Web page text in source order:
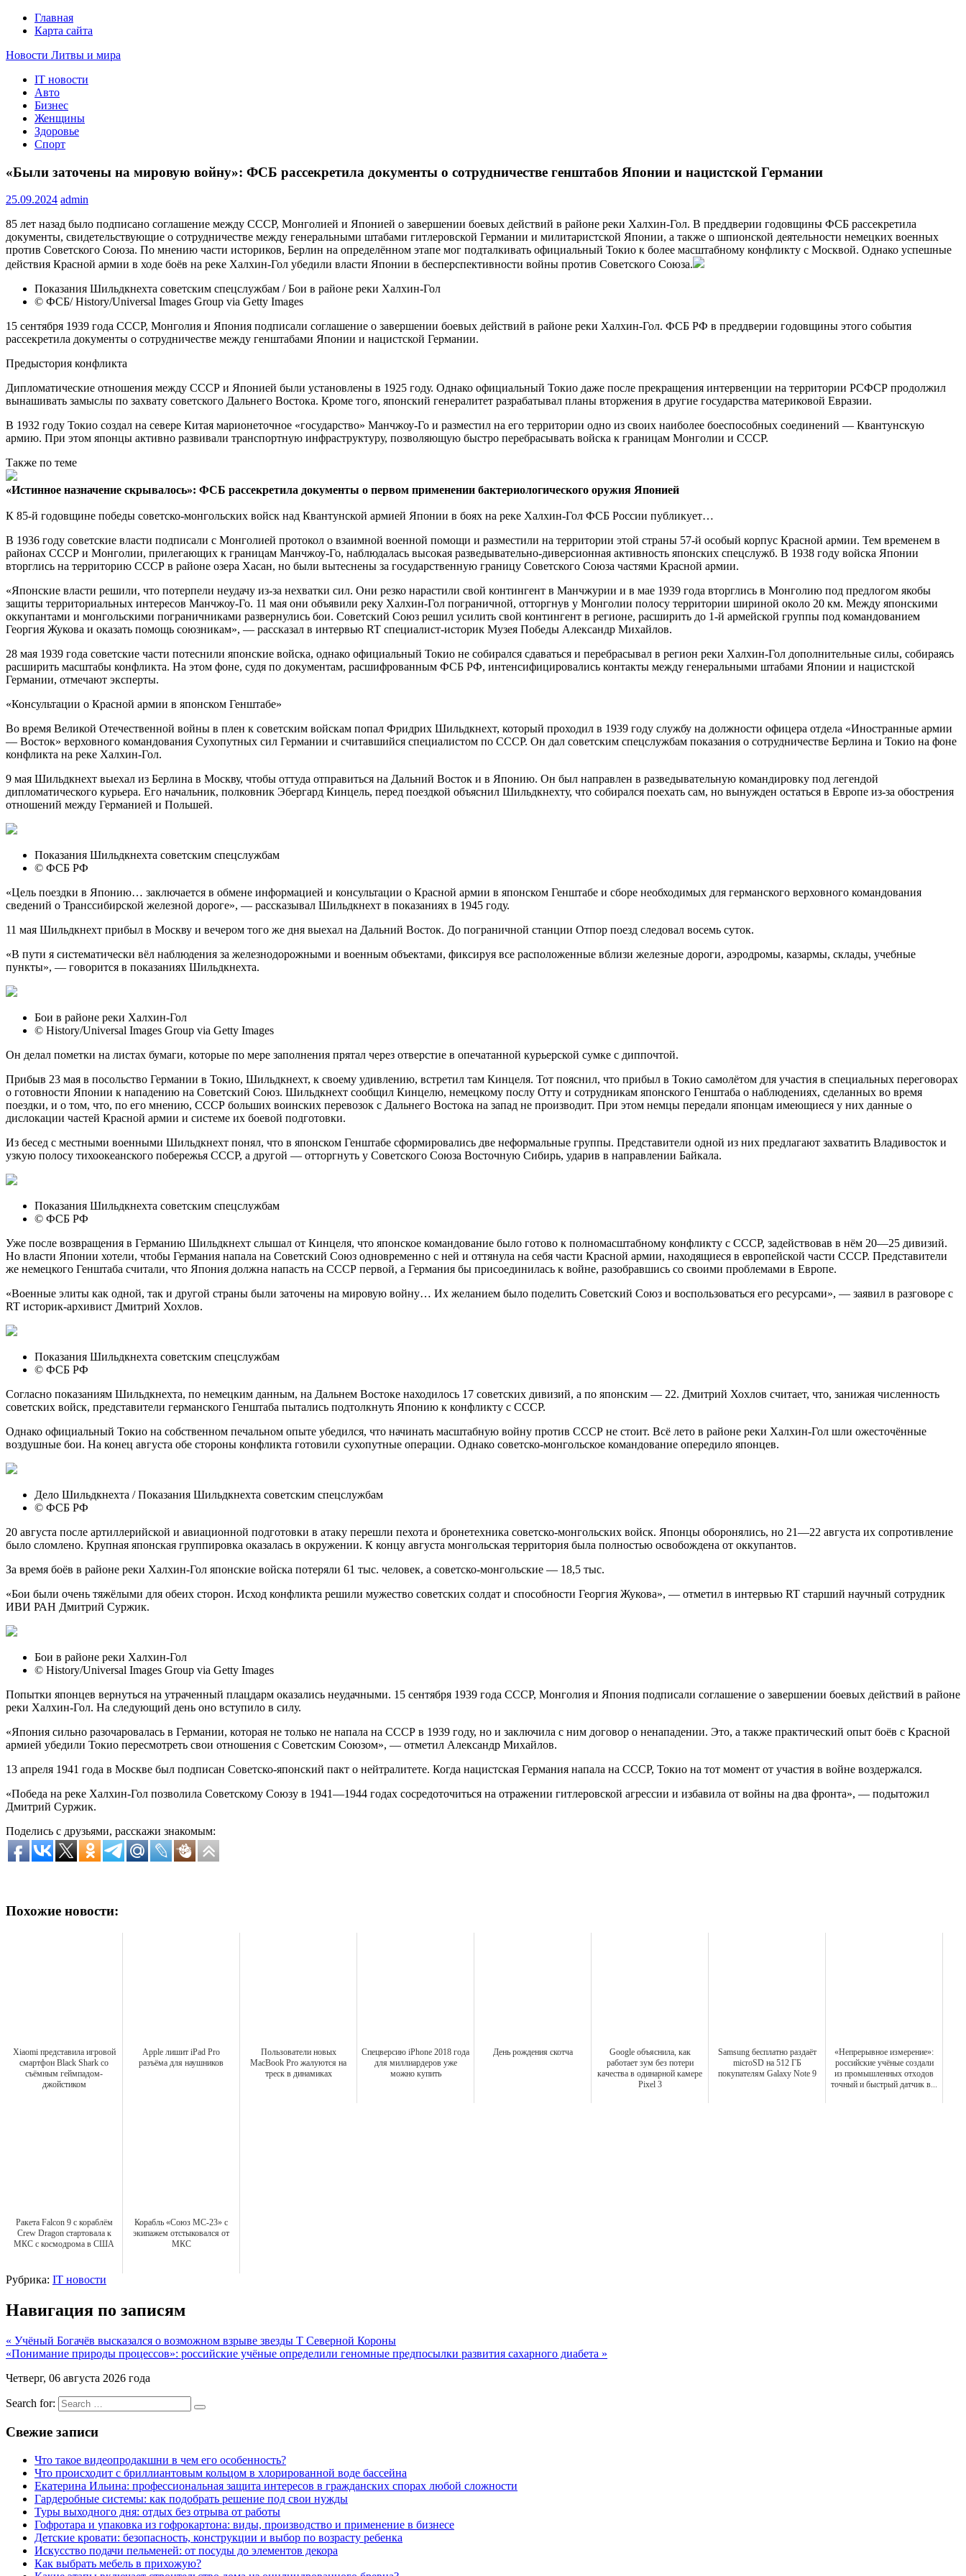
Главная
Карта сайта
Новости Литвы и мира
Свежие события и главные новости часа Литвы и мира на портале EUROLITVA.RU
IT новости
Авто
Бизнес
Женщины
Здоровье
Спорт
«Были заточены на мировую войну»: ФСБ рассекретила документы о сотрудничестве генштабов Японии и нацистской Германии
25.09.2024 admin
85 лет назад было подписано соглашение между СССР, Монголией и Японией о завершении боевых действий в районе реки Халхин-Гол. В преддверии годовщины ФСБ рассекретила
документы, свидетельствующие о сотрудничестве между генеральными штабами гитлеровской Германии и милитаристской Японии, а также о шпионской деятельности немецких военных
против Советского Союза. По мнению части историков, Берлин на определённом этапе мог подталкивать официальный Токио к более масштабному конфликту с Москвой. Однако успешные
действия Красной армии в ходе боёв на реке Халхин-Гол убедили власти Японии в бесперспективности войны против Советского Союза.
Показания Шильдкнехта советским спецслужбам / Бои в районе реки Халхин-Гол
© ФСБ/ History/Universal Images Group via Getty Images
15 сентября 1939 года СССР, Монголия и Япония подписали соглашение о завершении боевых действий в районе реки Халхин-Гол. ФСБ РФ в преддверии годовщины этого события
рассекретила документы о сотрудничестве между генштабами Японии и нацистской Германии.
Предыстория конфликта
Дипломатические отношения между СССР и Японией были установлены в 1925 году. Однако официальный Токио даже после прекращения интервенции на территории РСФСР продолжил
вынашивать замыслы по захвату советского Дальнего Востока. Кроме того, японский генералитет разрабатывал планы вторжения в другие государства материковой Евразии.
В 1932 году Токио создал на севере Китая марионеточное «государство» Манчжоу-Го и разместил на его территории одно из своих наиболее боеспособных соединений — Квантунскую
армию. При этом японцы активно развивали транспортную инфраструктуру, позволяющую быстро перебрасывать войска к границам Монголии и СССР.
Также по теме
«Истинное назначение скрывалось»: ФСБ рассекретила документы о первом применении бактериологического оружия Японией
К 85-й годовщине победы советско-монгольских войск над Квантунской армией Японии в боях на реке Халхин-Гол ФСБ России публикует…
В 1936 году советские власти подписали с Монголией протокол о взаимной военной помощи и разместили на территории этой страны 57-й особый корпус Красной армии. Тем временем в
районах СССР и Монголии, прилегающих к границам Манчжоу-Го, наблюдалась высокая разведывательно-диверсионная активность японских спецслужб. В 1938 году войска Японии
вторглись на территорию СССР в районе озера Хасан, но были вытеснены за государственную границу Советского Союза частями Красной армии.
«Японские власти решили, что потерпели неудачу из-за нехватки сил. Они резко нарастили свой контингент в Манчжурии и в мае 1939 года вторглись в Монголию под предлогом якобы
защиты территориальных интересов Манчжоу-Го. 11 мая они объявили реку Халхин-Гол пограничной, отторгнув у Монголии полосу территории шириной около 20 км. Между японскими
оккупантами и монгольскими пограничниками развернулись бои. Советский Союз решил усилить свой контингент в регионе, расширить до 1-й армейской группы под командованием
Георгия Жукова и оказать помощь союзникам», — рассказал в интервью RT специалист-историк Музея Победы Александр Михайлов.
28 мая 1939 года советские части потеснили японские войска, однако официальный Токио не собирался сдаваться и перебрасывал в регион реки Халхин-Гол дополнительные силы, собираясь
расширить масштабы конфликта. На этом фоне, судя по документам, расшифрованным ФСБ РФ, интенсифицировались контакты между генеральными штабами Японии и нацистской
Германии, отмечают эксперты.
«Консультации о Красной армии в японском Генштабе»
Во время Великой Отечественной войны в плен к советским войскам попал Фридрих Шильдкнехт, который проходил в 1939 году службу на должности офицера отдела «Иностранные армии
— Восток» верховного командования Сухопутных сил Германии и считавшийся специалистом по СССР. Он дал советским спецслужбам показания о сотрудничестве Берлина и Токио на фоне
конфликта на реке Халхин-Гол.
9 мая Шильдкнехт выехал из Берлина в Москву, чтобы оттуда отправиться на Дальний Восток и в Японию. Он был направлен в разведывательную командировку под легендой
дипломатического курьера. Его начальник, полковник Эбергард Кинцель, перед поездкой объяснил Шильдкнехту, что собирался поехать сам, но вынужден остаться в Европе из-за обострения
отношений между Германией и Польшей.
Показания Шильдкнехта советским спецслужбам
© ФСБ РФ
«Цель поездки в Японию… заключается в обмене информацией и консультации о Красной армии в японском Генштабе и сборе необходимых для германского верховного командования
сведений о Транссибирской железной дороге», — рассказывал Шильдкнехт в показаниях в 1945 году.
11 мая Шильдкнехт прибыл в Москву и вечером того же дня выехал на Дальний Восток. До пограничной станции Отпор поезд следовал восемь суток.
«В пути я систематически вёл наблюдения за железнодорожными и военным объектами, фиксируя все расположенные вблизи железные дороги, аэродромы, казармы, склады, учебные
пункты», — говорится в показаниях Шильдкнехта.
Бои в районе реки Халхин-Гол
© History/Universal Images Group via Getty Images
Он делал пометки на листах бумаги, которые по мере заполнения прятал через отверстие в опечатанной курьерской сумке с диппочтой.
Прибыв 23 мая в посольство Германии в Токио, Шильдкнехт, к своему удивлению, встретил там Кинцеля. Тот пояснил, что прибыл в Токио самолётом для участия в специальных переговорах
о готовности Японии к нападению на Советский Союз. Шильдкнехт сообщил Кинцелю, немецкому послу Отту и сотрудникам японского Генштаба о наблюдениях, сделанных во время
поездки, и о том, что, по его мнению, СССР больших воинских перевозок с Дальнего Востока на запад не производит. При этом немцы передали японцам имеющиеся у них данные о
дислокации частей Красной армии и системе их боевой подготовки.
Из бесед с местными военными Шильдкнехт понял, что в японском Генштабе сформировались две неформальные группы. Представители одной из них предлагают захватить Владивосток и
узкую полосу тихоокеанского побережья СССР, а другой — отторгнуть у Советского Союза Восточную Сибирь, ударив в направлении Байкала.
Показания Шильдкнехта советским спецслужбам
© ФСБ РФ
Уже после возвращения в Германию Шильдкнехт слышал от Кинцеля, что японское командование было готово к полномасштабному конфликту с СССР, задействовав в нём 20—25 дивизий.
Но власти Японии хотели, чтобы Германия напала на Советский Союз одновременно с ней и оттянула на себя части Красной армии, находящиеся в европейской части СССР. Представители
же немецкого Генштаба считали, что Япония должна напасть на СССР первой, а Германия бы присоединилась к войне, разобравшись со своими проблемами в Европе.
«Военные элиты как одной, так и другой страны были заточены на мировую войну… Их желанием было поделить Советский Союз и воспользоваться его ресурсами», — заявил в разговоре с
RT историк-архивист Дмитрий Хохлов.
Показания Шильдкнехта советским спецслужбам
© ФСБ РФ
Согласно показаниям Шильдкнехта, по немецким данным, на Дальнем Востоке находилось 17 советских дивизий, а по японским — 22. Дмитрий Хохлов считает, что, занижая численность
советских войск, представители германского Генштаба пытались подтолкнуть Японию к конфликту с СССР.
Однако официальный Токио на собственном печальном опыте убедился, что начинать масштабную войну против СССР не стоит. Всё лето в районе реки Халхин-Гол шли ожесточённые
воздушные бои. На конец августа обе стороны конфликта готовили сухопутные операции. Однако советско-монгольское командование опередило японцев.
Дело Шильдкнехта / Показания Шильдкнехта советским спецслужбам
© ФСБ РФ
20 августа после артиллерийской и авиационной подготовки в атаку перешли пехота и бронетехника советско-монгольских войск. Японцы оборонялись, но 21—22 августа их сопротивление
было сломлено. Крупная японская группировка оказалась в окружении. К концу августа монгольская территория была полностью освобождена от оккупантов.
За время боёв в районе реки Халхин-Гол японские войска потеряли 61 тыс. человек, а советско-монгольские — 18,5 тыс.
«Бои были очень тяжёлыми для обеих сторон. Исход конфликта решили мужество советских солдат и способности Георгия Жукова», — отметил в интервью RT старший научный сотрудник
ИВИ РАН Дмитрий Суржик.
Бои в районе реки Халхин-Гол
© History/Universal Images Group via Getty Images
Попытки японцев вернуться на утраченный плацдарм оказались неудачными. 15 сентября 1939 года СССР, Монголия и Япония подписали соглашение о завершении боевых действий в районе
реки Халхин-Гол. На следующий день оно вступило в силу.
«Япония сильно разочаровалась в Германии, которая не только не напала на СССР в 1939 году, но и заключила с ним договор о ненападении. Это, а также практический опыт боёв с Красной
армией убедили Токио пересмотреть свои отношения с Советским Союзом», — отметил Александр Михайлов.
13 апреля 1941 года в Москве был подписан Советско-японский пакт о нейтралитете. Когда нацистская Германия напала на СССР, Токио на тот момент от участия в войне воздержался.
«Победа на реке Халхин-Гол позволила Советскому Союзу в 1941—1944 годах сосредоточиться на отражении гитлеровской агрессии и избавила от войны на два фронта», — подытожил
Дмитрий Суржик.
Поделись с друзьями, расскажи знакомым:
Похожие новости:
Xiaomi представила игровой
смартфон Black Shark со
съёмным геймпадом-
джойстиком
Apple лишит iPad Pro
разъёма для наушников
Пользователи новых
MacBook Pro жалуются на
треск в динамиках
Спецверсию iPhone 2018 года
для миллиардеров уже
можно купить
День рождения скотча
Google объяснила, как
работает зум без потери
качества в одинарной камере
Pixel 3
Samsung бесплатно раздаёт
microSD на 512 ГБ
покупателям Galaxy Note 9
«Непрерывное измерение»:
российские учёные создали
из промышленных отходов
точный и быстрый датчик в...
Ракета Falcon 9 с кораблём
Crew Dragon стартовала к
МКС с космодрома в США
Корабль «Союз МС-23» с
экипажем отстыковался от
МКС
Рубрика: IT новости
Навигация по записям
« Учёный Богачёв высказался о возможном взрыве звезды T Северной Короны
«Понимание природы процессов»: российские учёные определили геномные предпосылки развития сахарного диабета »
Четверг, 06 августа 2026 года
Search for:
Свежие записи
Что такое видеопродакшни в чем его особенность?
Что происходит с бриллиантовым кольцом в хлорированной воде бассейна
Екатерина Ильина: профессиональная защита интересов в гражданских спорах любой сложности
Гардеробные системы: как подобрать решение под свои нужды
Туры выходного дня: отдых без отрыва от работы
Гофротара и упаковка из гофрокартона: виды, производство и применение в бизнесе
Детские кровати: безопасность, конструкции и выбор по возрасту ребенка
Искусство подачи пельменей: от посуды до элементов декора
Как выбрать мебель в прихожую?